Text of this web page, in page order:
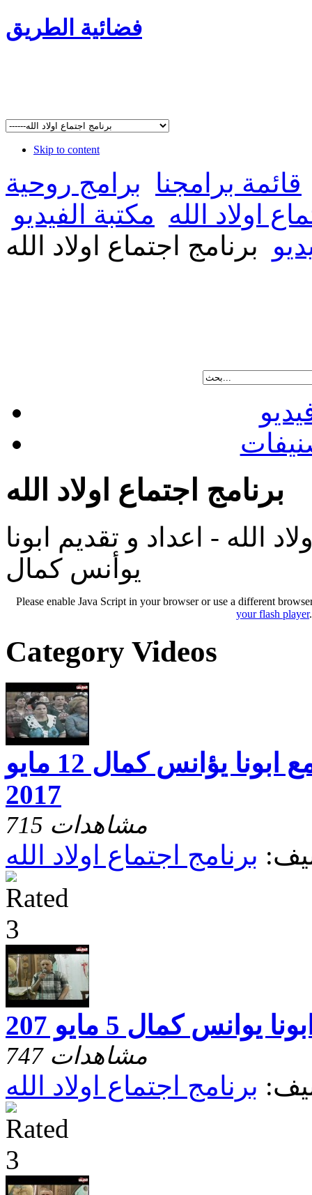
فضائية الطريق
Skip to content
قائمة برامجنا
برامج روحية
اولاد الله مكتبة الفيديو
برنامج اجتماع اولاد الله
برنامج اجتماع اولاد الله
الله - اعداد و تقديم ابونا
يوأنس كمال
Please enable Java Script in your browser or use a different
your flash player.
Category Videos
اجتماع اولاد الله مع ابونا يؤانس كمال 12 مايو
2017
715 مشاهدات
برنامج اجتماع اولاد الله
يوانس كمال 5 مايو 207
747 مشاهدات
برنامج اجتماع اولاد الله